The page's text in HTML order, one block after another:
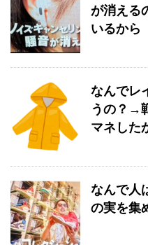
が消える
いるから
なんでレ
うの？→
マネした
なんで人
の実を集